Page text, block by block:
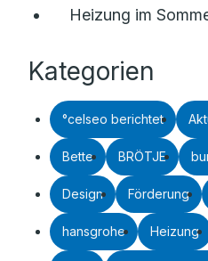
Heizung im
Kategorien
°celseo berichtet
Bette BRÖTJE
Design Förderung
hansgrohe Heizung